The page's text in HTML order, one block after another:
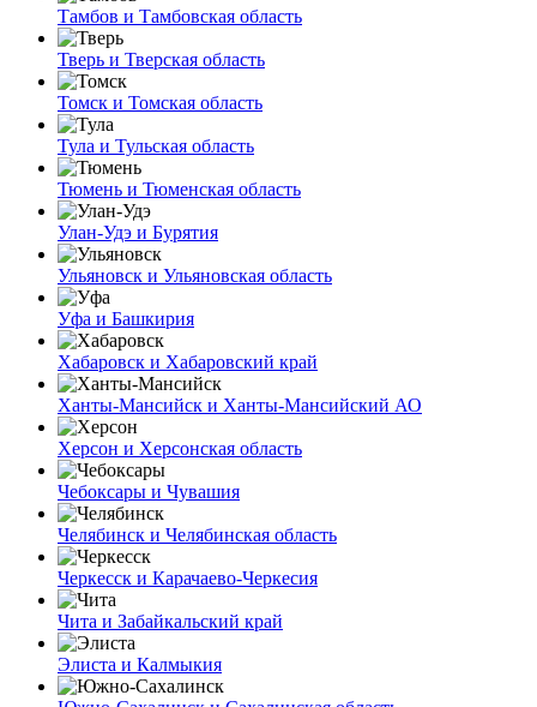
Тамбов и Тамбовская область
Тверь и Тверская область
Томск и Томская область
Тула и Тульская область
Тюмень и Тюменская область
Улан-Удэ и Бурятия
Ульяновск и Ульяновская область
Уфа и Башкирия
Хабаровск и Хабаровский край
Ханты-Мансийск и Ханты-Мансийский АО
Херсон и Херсонская область
Чебоксары и Чувашия
Челябинск и Челябинская область
Черкесск и Карачаево-Черкесия
Чита и Забайкальский край
Элиста и Калмыкия